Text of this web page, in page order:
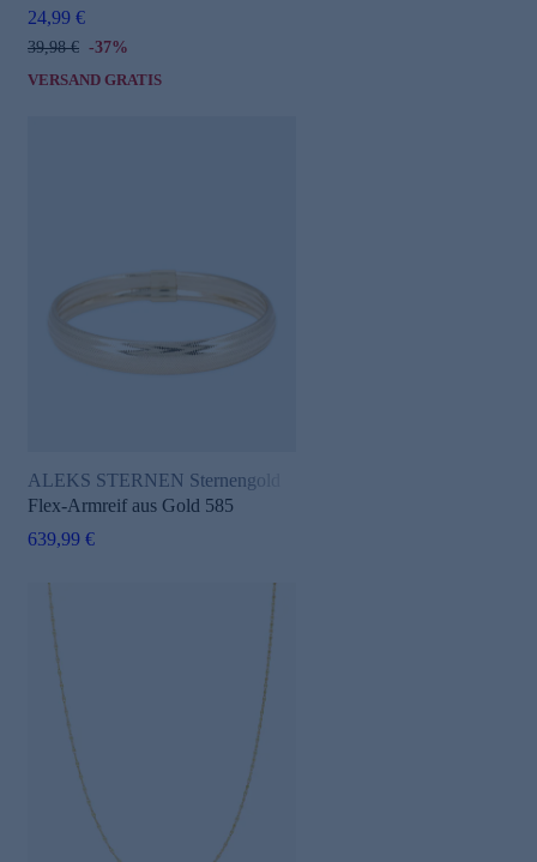
24,99 €
39,98 € -37%
VERSAND GRATIS
ALEKS STERNEN Sternengold
Flex-Armreif aus Gold 585
639,99 €